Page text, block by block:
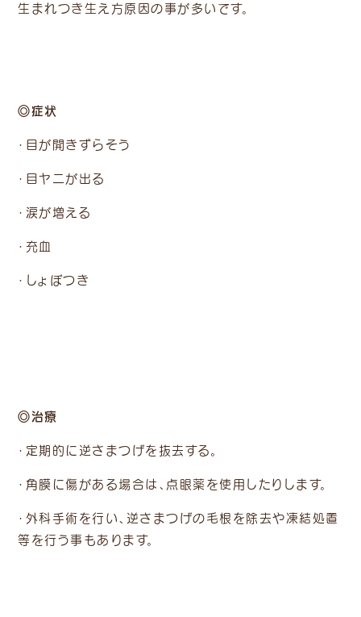
生まれつき生え方原因の事が多いです。
◎症状
・目が開きずらそう
・目ヤニが出る
・涙が増える
・充血
・しょぼつき
◎治療
・定期的に逆さまつげを抜去する。
・角膜に傷がある場合は、点眼薬を使用したりします。
・外科手術を行い、逆さまつげの毛根を除去や凍結処置
等を行う事もあります。